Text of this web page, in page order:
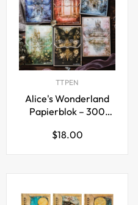
TTPEN
Alice's Wonderland
Papierblok – 300
Achtergrondvellen
Normale
$18.00